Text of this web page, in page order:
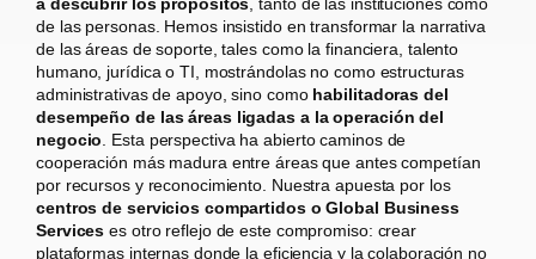
a descubrir los propósitos, tanto de las instituciones como
de las personas. Hemos insistido en transformar la narrativa
de las áreas de soporte, tales como la financiera, talento
humano, jurídica o TI, mostrándolas no como estructuras
administrativas de apoyo, sino como habilitadoras del
desempeño de las áreas ligadas a la operación del
negocio. Esta perspectiva ha abierto caminos de
cooperación más madura entre áreas que antes competían
por recursos y reconocimiento. Nuestra apuesta por los
centros de servicios compartidos o Global Business
Serviceses otro reflejo de este compromiso: crear
plataformas internas donde la eficiencia y la colaboración no